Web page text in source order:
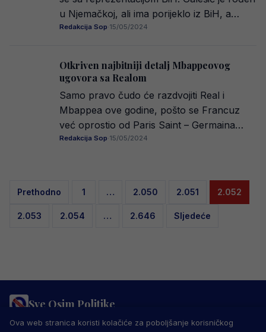
u Njemačkoj, ali ima porijeklo iz BiH, a…
Redakcija Sop·15/05/2024
Otkriven najbitniji detalj Mbappeovog
ugovora sa Realom
Samo pravo čudo će razdvojiti Real i
Mbappea ove godine, pošto se Francuz
već oprostio od Paris Saint – Germaina…
Redakcija Sop·15/05/2024
Posts
pagination
Prethodno 1 … 2.050 2.051 2.052
2.053 2.054 … 2.646 Sljedeće
Sve Osim Politike
PRAVILA PRIVATNOSTIMARKETING USLOVI KORIŠTENJA
Ova web stranica koristi kolačiće za poboljšanje korisničkog